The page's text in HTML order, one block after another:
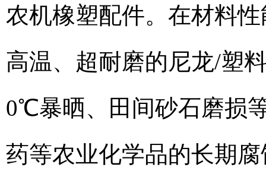
农机橡塑配件。在材料
高温、超耐磨的尼龙/塑
0℃暴晒、田间砂石磨损
药等农业化学品的长期